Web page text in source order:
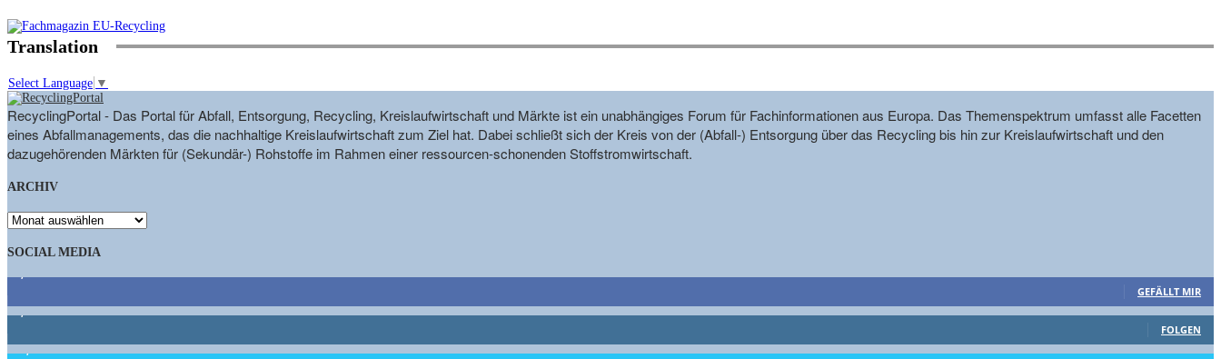
Translation
Select Language ▼
RecyclingPortal - Das Portal für Abfall, Entsorgung, Recycling, Kreislaufwirtschaft und Märkte ist ein unabhängiges Forum für Fachinformationen aus Europa. Das Themenspektrum umfasst alle Facetten
eines Abfallmanagements, das die nachhaltige Kreislaufwirtschaft zum Ziel hat. Dabei schließt sich der Kreis von der (Abfall-) Entsorgung über das Recycling bis hin zur Kreislaufwirtschaft und den
dazugehörenden Märkten für (Sekundär-) Rohstoffe im Rahmen einer ressourcen-schonenden Stoffstromwirtschaft.
ARCHIV
ARCHIV
SOCIAL MEDIA
GEFÄLLT MIR
1,662 Follower
FOLGEN
15,658 Follower